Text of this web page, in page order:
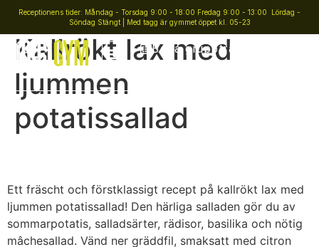
Receptionens tider: Måndag - Torsdag 9:00 - 18:00 Fredag 9:00 - 13:00 Lördag -
Söndag Stängt | Med tagg är gymmet öppet kl. 05-23
Boka gruppträning
Kallrökt lax med
ljummen
potatissallad
Ett fräscht och förstklassigt recept på kallrökt lax med
ljummen potatissallad! Den härliga salladen gör du av
sommarpotatis, salladsärter, rädisor, basilika och nötig
mâchesallad. Vänd ner gräddfil, smaksatt med citron